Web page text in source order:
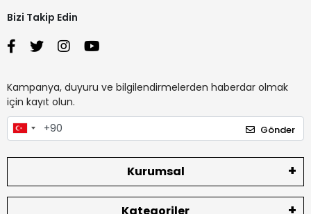
Bizi Takip Edin
Kampanya, duyuru ve bilgilendirmelerden haberdar olmak
için kayıt olun.
Gönder
Kurumsal